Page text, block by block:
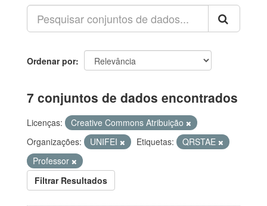
Ordenar por
7 conjuntos de dados encontrados
Licenças:
Creative Commons Atribuição
Organizações:
UNIFEI Etiquetas:
QRSTAE
Professor
Filtrar Resultados